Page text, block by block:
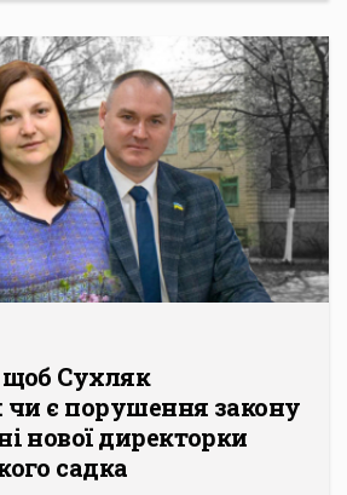
Сухляк
чи є порушення закону
нової директорки
садка